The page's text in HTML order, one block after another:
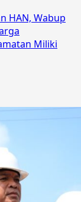
HAN, Wabup
Miliki